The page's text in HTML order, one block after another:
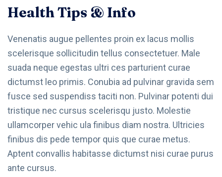
Health Tips & Info
Venenatis augue pellentes proin ex lacus mollis
scelerisque sollicitudin tellus consectetuer. Male
suada neque egestas ultri ces parturient curae
dictumst leo primis. Conubia ad pulvinar gravida sem
fusce sed suspendiss taciti non. Pulvinar potenti dui
tristique nec cursus scelerisqu justo. Molestie
ullamcorper vehic ula finibus diam nostra. Ultricies
finibus dis pede tempor quis que curae metus.
Aptent convallis habitasse dictumst nisi curae purus
ante cursus.